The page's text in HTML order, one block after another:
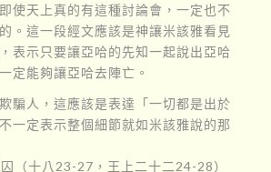
使天上真的有這種討論會，一定也不
。這一段經文應該是神讓米該雅看見
表示只要讓亞哈的先知一起說出亞哈
定能夠讓亞哈去陣亡。
騙人，這應該是表達「一切都是出於
一定表示整個細節就如米該雅說的那
（十八23-27，王上二十二24-28）